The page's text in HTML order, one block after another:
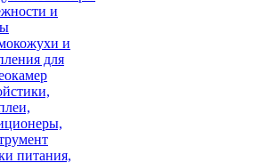
и
и
для
питания,